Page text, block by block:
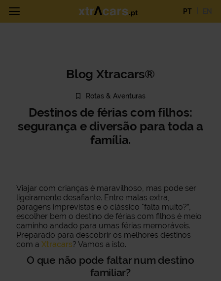
PT
Blog Xtracars®
Rotas & Aventuras
Destinos de férias com filhos:
segurança e diversão para toda a
família.
Viajar com crianças é maravilhoso, mas pode ser
ligeiramente desafiante. Entre malas extra,
paragens imprevistas e o clássico "falta muito?”,
escolher bem o destino de férias com filhos é meio
caminho andado para umas férias memoráveis.
Preparado para descobrir os melhores destinos
com a Xtracars? Vamos a isto.
O que não pode faltar num destino
familiar?